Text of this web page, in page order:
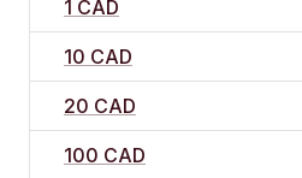
1 CAD
10 CAD
20 CAD
100 CAD